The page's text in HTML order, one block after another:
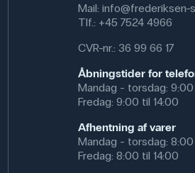
knogler samt forståelse af
symmetri. Den egner sig særligt
såsom på medicinstudiet eller
andre klinikker, hvor der er fokus på
Specifikationer
Mail: info@frederiksen-
Tlf.: +45 7524 4966
CVR-nr.: 36 99 66 17
Åbningstider for
Mandag - torsdag: 9:00
Fredag: 9:00 til 14:00
Afhentning af varer
Mandag - torsdag: 8:00
Fredag: 8:00 til 14:00